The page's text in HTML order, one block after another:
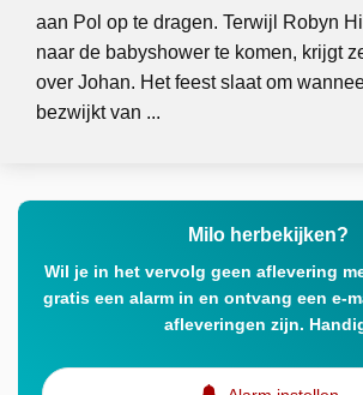
aan Pol op te dragen. Terwijl Robyn
naar de babyshower te komen, krijgt
over Johan. Het feest slaat om
bezwijkt van ...
Milo herbekijken?
Wil je in het vervolg geen aflevering
gratis een alarm in en ontvang een e-
afleveringen zijn.